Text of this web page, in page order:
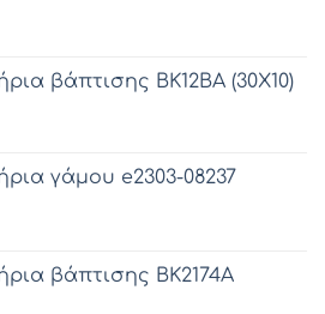
βάπτισης ΒΚ12ΒΑ (30Χ10)
γάμου e2303-08237
βάπτισης ΒΚ2174Α